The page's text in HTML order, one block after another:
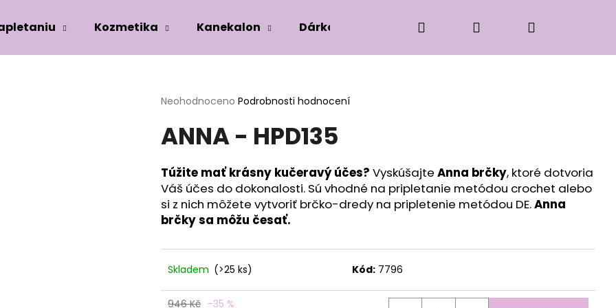
Kozmetika Kanekalon Dárková edice Příslušenství k zaplétání
Přihlášení
Průměrné
produktu
je
z
5
hvězdiček.
Neohodnoceno Podrobnosti hodnocení
ANNA - HPD135
Túžite mať krásny kučeravý účes? Vyskúšajte Anna brčky, ktoré dotvoria
Váš účes do dokonalosti. Sú vhodné na pripletanie metódou crochet alebo
si z nich môžete vytvoriť brčko-dredy na pripletenie metódou DE.Anna
brčky sa môžu česať.
Skladem (>25 ks) Kód: 7796
946 Kč –35 %
HLEDAT